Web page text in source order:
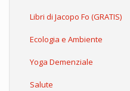
Libri di Jacopo Fo (GRATIS)
Ecologia e Ambiente
Yoga Demenziale
Salute